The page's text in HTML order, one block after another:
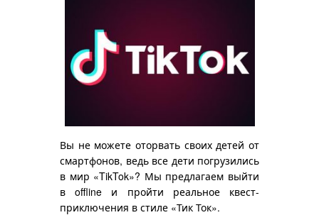
Вы не можете оторвать своих детей от
смартфонов, ведь все дети погрузились
в мир «TikTok»? Мы предлагаем выйти
в offline и пройти реальное квест-
приключения в стиле «Тик Ток».